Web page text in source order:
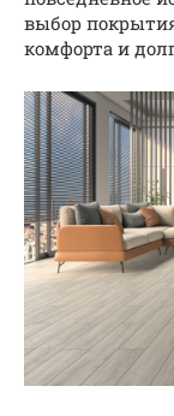
выбор
комфорта и